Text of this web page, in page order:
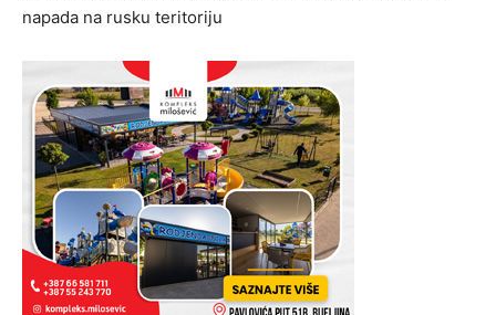
napada na rusku teritoriju